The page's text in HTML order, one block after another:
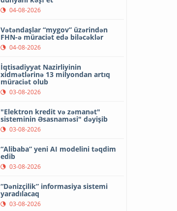
04-08-2026
Vətəndaşlar “mygov” üzərindən
FHN-ə müraciət edə biləcəklər
04-08-2026
İqtisadiyyat Nazirliyinin
xidmətlərinə 13 milyondan artıq
müraciət olub
03-08-2026
"Elektron kredit və zəmanət"
sisteminin Əsasnaməsi" dəyişib
03-08-2026
“Alibaba” yeni AI modelini təqdim
edib
03-08-2026
“Dənizçilik” informasiya sistemi
yaradılacaq
03-08-2026